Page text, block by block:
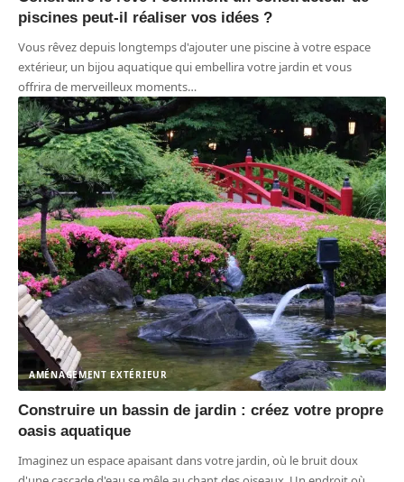
piscines peut-il réaliser vos idées ?
Vous rêvez depuis longtemps d'ajouter une piscine à votre espace
extérieur, un bijou aquatique qui embellira votre jardin et vous
offrira de merveilleux moments…
AMÉNAGEMENT EXTÉRIEUR
Construire un bassin de jardin : créez votre propre
oasis aquatique
Imaginez un espace apaisant dans votre jardin, où le bruit doux